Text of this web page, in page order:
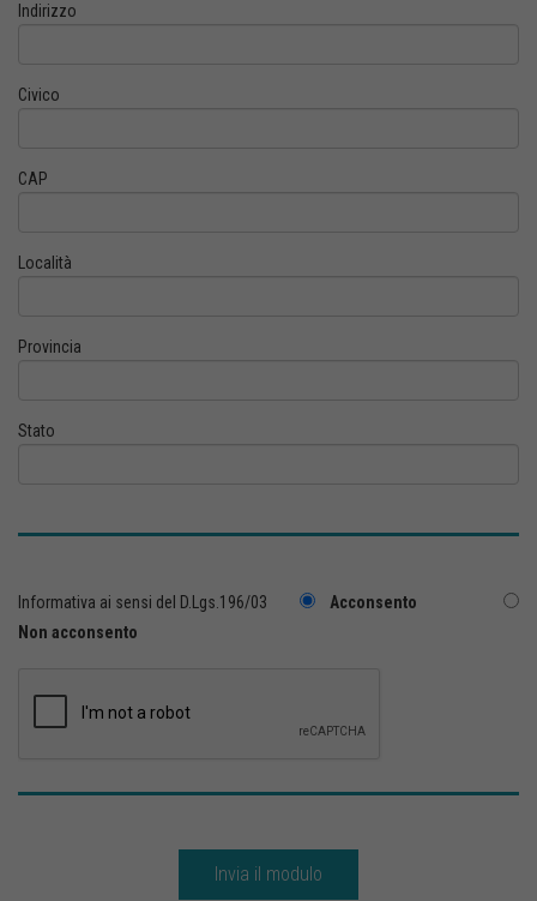
Indirizzo
Civico
CAP
Località
Provincia
Stato
Informativa ai sensi del D.Lgs.196/03
Acconsento
Non acconsento
Invia il modulo